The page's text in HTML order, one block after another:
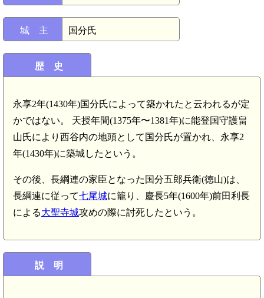
城 主 国分氏
歴 史
永享2年(1430年)国分氏によって築かれたと云われるが定
かではない。 天授年間(1375年〜1381年)に能登国守護畠
山氏により西谷内の地頭として国分氏が置かれ、永享2
年(1430年)に築城したという。
その後、長綱連の家臣となった国分五郎兵衛(徳山)は、
長綱連に従って七尾城に籠り、慶長5年(1600年)前田利長
による大聖寺城攻めの際に討死したという。
説 明